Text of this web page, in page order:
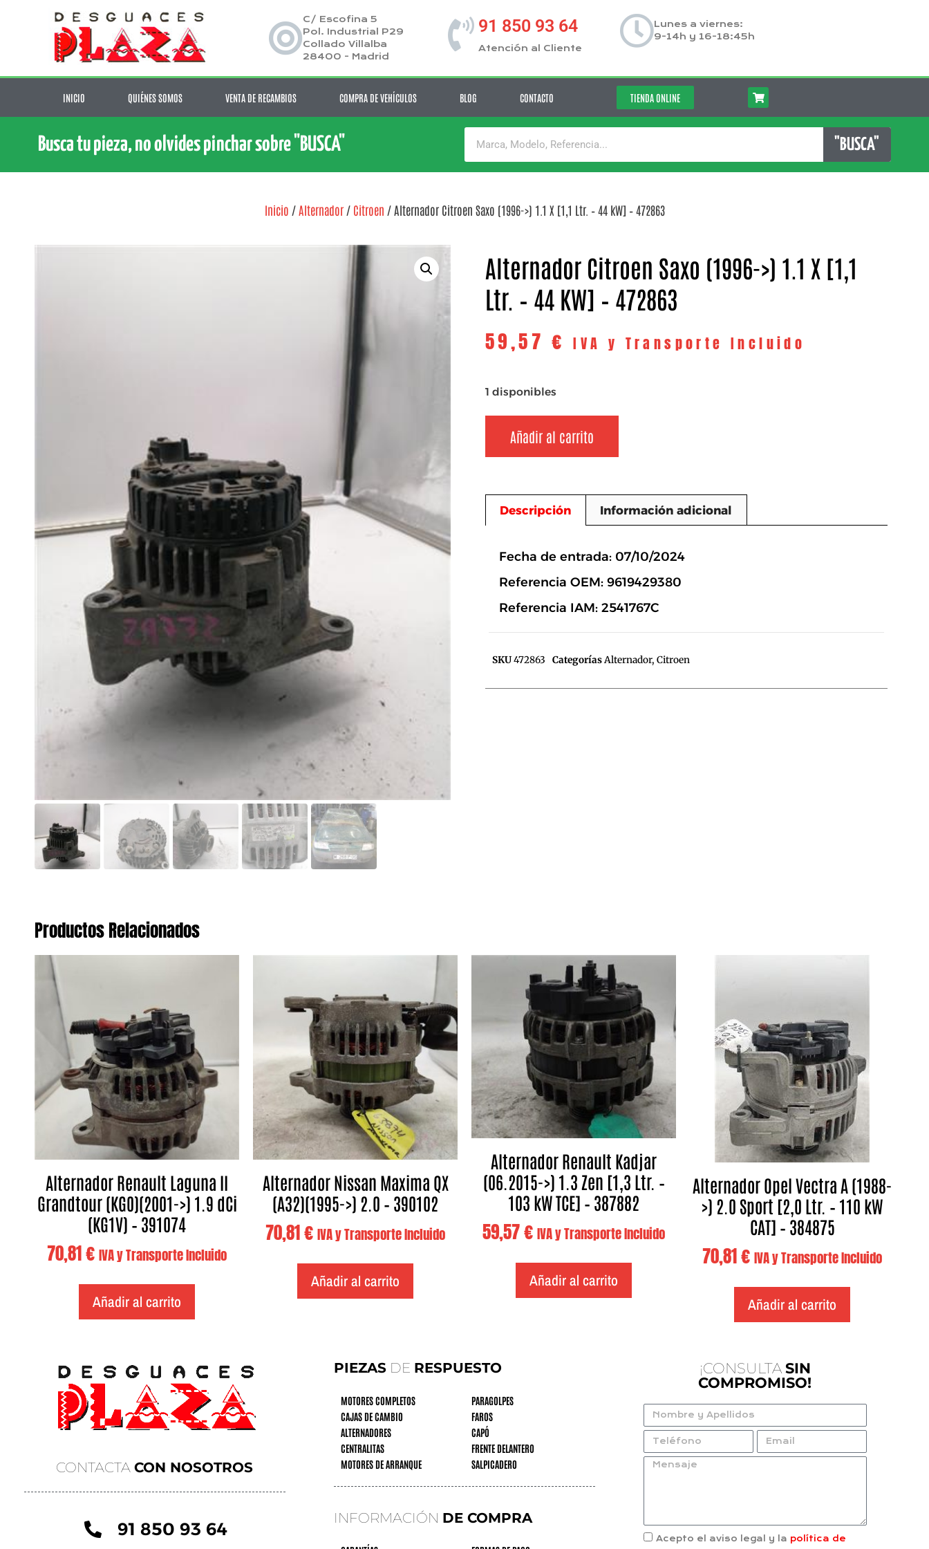
C/ Escofina 5
Pol. Industrial P29
Collado Villalba
28400 - Madrid
91 850 93 64
Atención al Cliente
Lunes a viernes:
9-14h y 16-18:45h
INICIO QUIÉNES SOMOS VENTA DE RECAMBIOS COMPRA DE VEHÍCULOS BLOG CONTACTO TIENDA ONLINE
Busca tu pieza, no olvides pinchar sobre "BUSCA" "BUSCA"
Inicio / Alternador/ Citroen / Alternador Citroen Saxo (1996->) 1.1 X [1,1 Ltr. – 44 kW] – 472863
Alternador Citroen Saxo (1996->) 1.1 X [1,1
Ltr. – 44 KW] – 472863
59,57€ IVA y Transporte Incluido
1 disponibles
Añadir al carrito
Descripción Información adicional
Fecha de entrada: 07/10/2024
Referencia OEM: 9619429380
Referencia IAM: 2541767C
SKU472863 CategoríasAlternador, Citroen
Productos Relacionados
Alternador Renault Laguna II
Grandtour (KG0)(2001->) 1.9 dCi
(KG1V) – 391074
70,81€ IVA y Transporte Incluido
Añadir al carrito
Alternador Nissan Maxima QX
(A32)(1995->) 2.0 – 390102
70,81€ IVA y Transporte Incluido
Añadir al carrito
Alternador Renault Kadjar
(06.2015->) 1.3 Zen [1,3 Ltr. –
103 kW TCE] – 387882
59,57€ IVA y Transporte Incluido
Añadir al carrito
Alternador Opel Vectra A (1988-
>) 2.0 Sport [2,0 Ltr. – 110 kW
CAT] – 384875
70,81€ IVA y Transporte Incluido
Añadir al carrito
CONTACTACON NOSOTROS
91 850 93 64
PIEZASDE RESPUESTO
MOTORES COMPLETOS
CAJAS DE CAMBIO
ALTERNADORES
CENTRALITAS
MOTORES DE ARRANQUE
PARAGOLPES
FAROS
CAPÓ
FRENTE DELANTERO
SALPICADERO
INFORMACIÓN DE COMPRA
¡CONSULTA SIN
COMPROMISO!
Acepto el aviso legal y la política de